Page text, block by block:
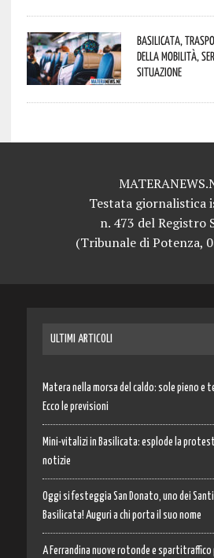
Basilicata,
della mobilità,
situazione
Testata giornalistica
n. 473 del Registro
(Tribunale di Potenza,
ULTIMI ARTICOLI
Matera nella morsa del caldo: sole pieno e
Ecco le previsioni
Mini-vitalizi in Basilicata: esplode la
notizie
Oggi si festeggia San Donato, uno dei
Basilicata! Auguri a chi porta il suo nome
A Ferrandina nuove rotonde e